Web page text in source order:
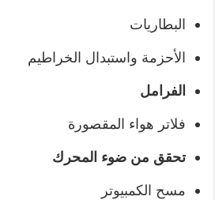
البطاريات
الأحزمة واستبدال الخراطيم
الفرامل
فلاتر هواء المقصورة
تحقق من ضوء المحرك
مسح الكمبيوتر